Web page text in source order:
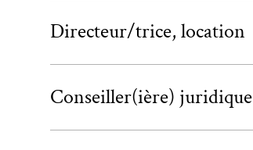
Directeur/trice, location
Conseiller(ière) juridique